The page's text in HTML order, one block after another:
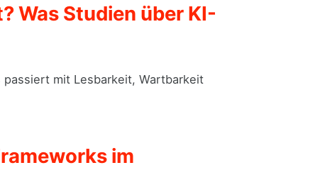
Was Studien über KI-
mit Lesbarkeit, Wartbarkeit
im